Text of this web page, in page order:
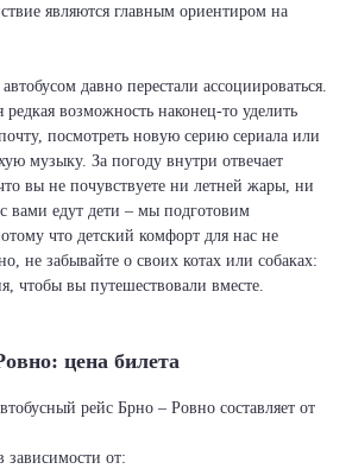
являются главным ориентиром на
давно перестали ассоциироваться.
редкая возможность наконец-то уделить
посмотреть новую серию сериала или
музыку. За погоду внутри отвечает
вы не почувствуете ни летней жары, ни
вами едут дети – мы подготовим
что детский комфорт для нас не
не забывайте о своих котах или собаках:
чтобы вы путешествовали вместе.
цена билета
рейс Брно – Ровно составляет от
зависимости от: